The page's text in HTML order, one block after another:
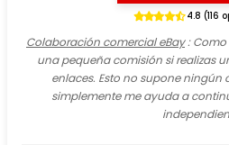
4.8 (116
Colaboración comercial eBay: Como
una pequeña comisión si realizas
enlaces. Esto no supone ningún
simplemente me ayuda a